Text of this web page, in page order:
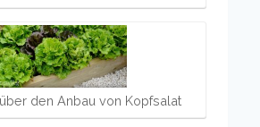
den Anbau von Kopfsalat